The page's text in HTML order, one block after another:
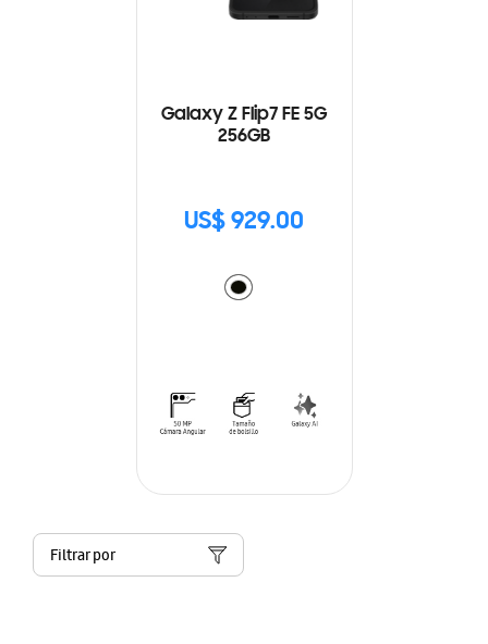
Galaxy Z Flip7 FE 5G
256GB
US$ 929.00
Filtrar por